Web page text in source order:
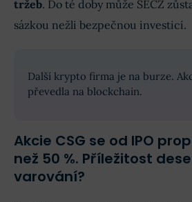
tržeb. Do té doby může SECZ
sázkou nežli bezpečnou investicí.
Další krypto firma je na burze.
převedla na blockchain.
Akcie CSG se od IPO
než 50 %. Příležitost
varování?